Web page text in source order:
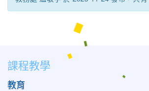
課程教學
教育